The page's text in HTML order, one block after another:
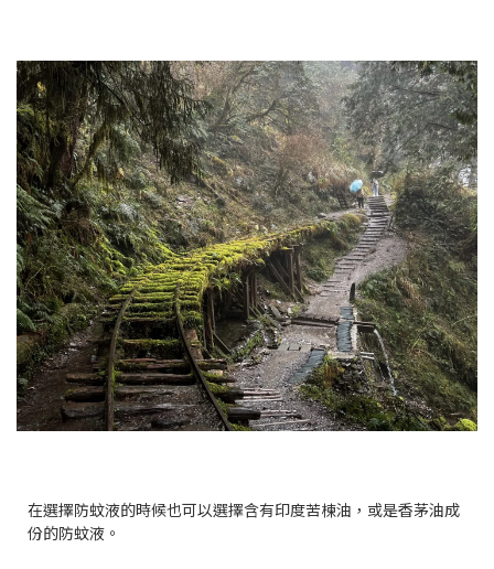
在選擇防蚊液的時候也可以選擇含有印度苦楝油，或是香茅油成
份的防蚊液。